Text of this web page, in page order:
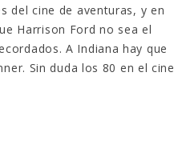
del cine de aventuras, y en
Harrison Ford no sea el
A Indiana hay que
Sin duda los 80 en el cine